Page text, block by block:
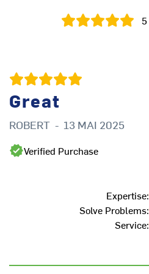
5
Great
ROBERT - 13 MAI 2025
Verified Purchase
Expertise:
Solve Problems:
Service: